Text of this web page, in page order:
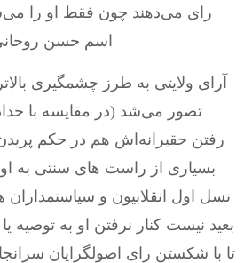
رای می‌دهند چون فقط او را
اسم حسن
آرای ولایتی به طرز چشمگیری‌
تصور می‌شد (در مقایسه با
رفتن حقیرانه‌اش هم در حکم
بسیاری از راست های سنتی به او
نسل اول انقلابیون و
بعید نیست کنار نرفتن او به توصیه
تا با شکستن رای اصولگرایان